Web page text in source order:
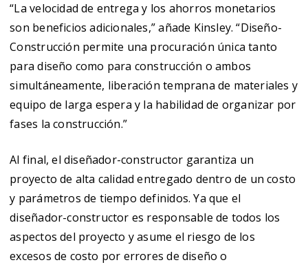
“La velocidad de entrega y los ahorros monetarios
son beneficios adicionales,” añade Kinsley. “Diseño-
Construcción permite una procuración única tanto
para diseño como para construcción o ambos
simultáneamente, liberación temprana de materiales y
equipo de larga espera y la habilidad de organizar por
fases la construcción.”
Al final, el diseñador-constructor garantiza un
proyecto de alta calidad entregado dentro de un costo
y parámetros de tiempo definidos. Ya que el
diseñador-constructor es responsable de todos los
aspectos del proyecto y asume el riesgo de los
excesos de costo por errores de diseño o